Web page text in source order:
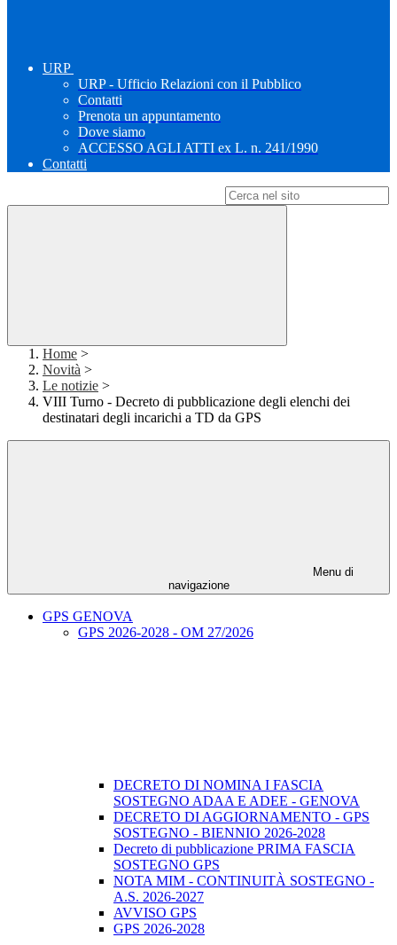
URP
URP - Ufficio Relazioni con il Pubblico
Contatti
Prenota un appuntamento
Dove siamo
ACCESSO AGLI ATTI ex L. n. 241/1990
Contatti
Home >
Novità >
Le notizie >
VIII Turno - Decreto di pubblicazione degli elenchi dei
destinatari degli incarichi a TD da GPS
Menu di
navigazione
GPS GENOVA
GPS 2026-2028 - OM 27/2026
DECRETO DI NOMINA I FASCIA
SOSTEGNO ADAA E ADEE - GENOVA
DECRETO DI AGGIORNAMENTO - GPS
SOSTEGNO - BIENNIO 2026-2028
Decreto di pubblicazione PRIMA FASCIA
SOSTEGNO GPS
NOTA MIM - CONTINUITÀ SOSTEGNO -
A.S. 2026-2027
AVVISO GPS
GPS 2026-2028